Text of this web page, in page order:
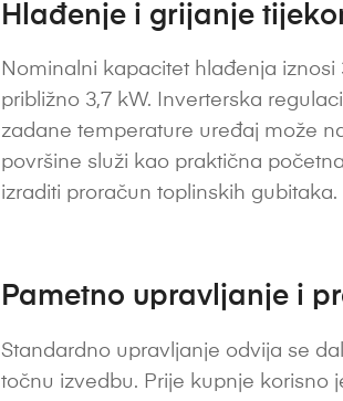
Hlađenje i grijanje
Nominalni kapacitet hlađenja
približno 3,7 kW. Inverterska
zadane temperature uređaj može
površine služi kao praktična
izraditi proračun toplinskih gubitaka.
Pametno upravljanje i
Standardno upravljanje odvija se
točnu izvedbu. Prije kupnje korisno